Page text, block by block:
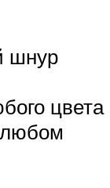
шнур
цвета